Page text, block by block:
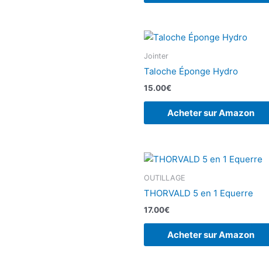
Jointer
Taloche Éponge Hydro
15.00€
Acheter sur Amazon
OUTILLAGE
THORVALD 5 en 1 Equerre
17.00€
Acheter sur Amazon